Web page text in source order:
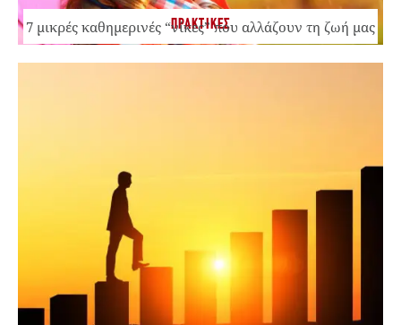
ΠΡΑΚΤΙΚΕΣ
7 μικρές καθημερινές “νίκες” που αλλάζουν τη ζωή μας